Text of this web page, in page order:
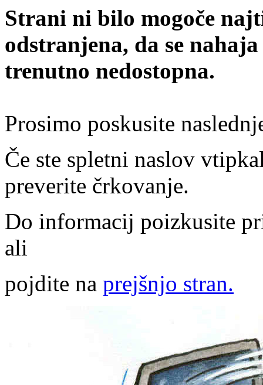
Strani ni bilo mogoče
odstranjena, da se
trenutno nedostopna.
Prosimo poskusite
Če ste spletni naslov
preverite črkovanje.
Do informacij poizkusite
ali
pojdite na prejšnjo stran.